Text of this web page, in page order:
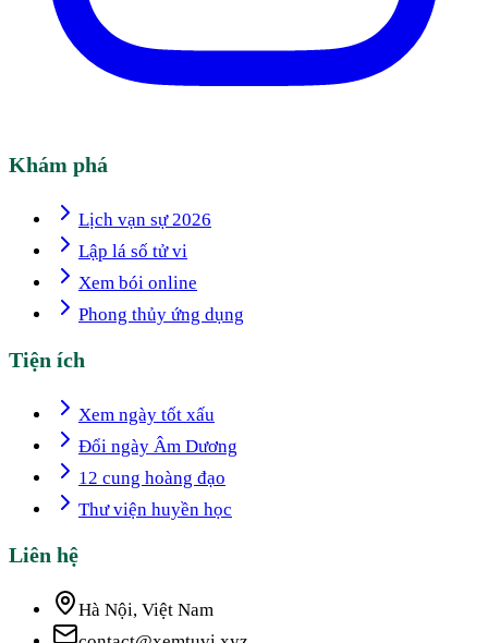
Khám phá
Lịch vạn sự 2026
Lập lá số tử vi
Xem bói online
Phong thủy ứng dụng
Tiện ích
Xem ngày tốt xấu
Đổi ngày Âm Dương
12 cung hoàng đạo
Thư viện huyền học
Liên hệ
Hà Nội, Việt Nam